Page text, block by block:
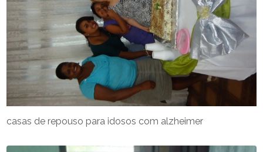
casas de repouso para idosos com alzheimer